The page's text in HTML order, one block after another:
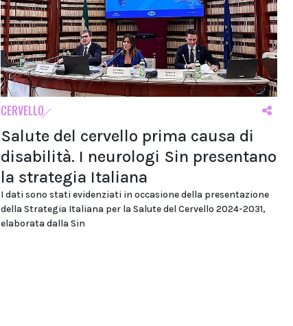
CERVELLO
Salute del cervello prima causa di
disabilità. I neurologi Sin presentano
la strategia Italiana
I dati sono stati evidenziati in occasione della presentazione
della Strategia Italiana per la Salute del Cervello 2024-2031,
elaborata dalla Sin